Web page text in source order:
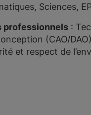
Sciences,
professionnels :
(CAO/
et respect de